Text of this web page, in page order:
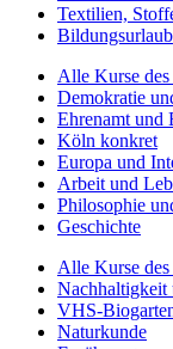
Textilien,
Bildungsurlaub
Alle Kurse
Demokratie
Ehrenamt und
Köln konkret
Europa und
Arbeit und
Philosophie
Geschichte
Alle Kurse
Nachhaltigkeit
VHS-
Naturkunde